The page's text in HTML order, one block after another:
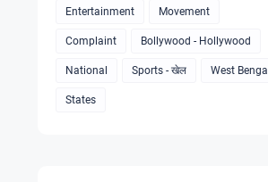
Entertainment Movement
Complaint Bollywood - Hollywood
National Sports - खेल West Bengal
States